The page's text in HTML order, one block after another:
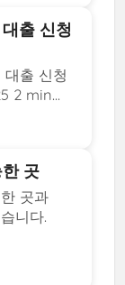
출 신청
출 신청
2 min...
곳
곳과
니다.